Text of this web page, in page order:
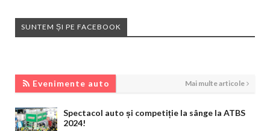
SUNTEM ȘI PE FACEBOOK
Evenimente auto Mai multe articole
Spectacol auto și competiție la sânge la ATBS
2024!